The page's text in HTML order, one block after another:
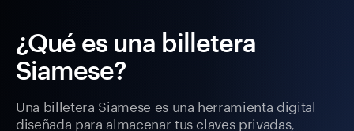
¿Qué es una billetera
Siamese?
Una billetera Siamese es una herramienta digital
diseñada para almacenar tus claves privadas,